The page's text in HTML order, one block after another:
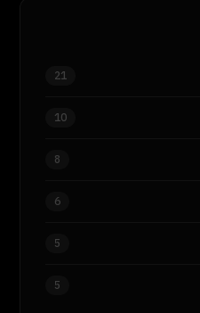
21
10
8
6
5
5